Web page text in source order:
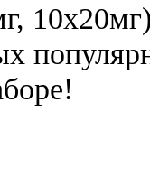
10x20мг)